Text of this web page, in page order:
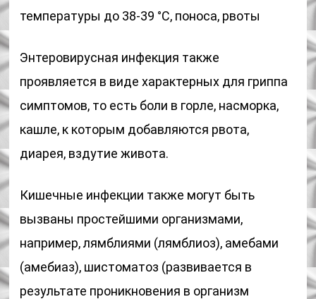
температуры до 38-39 °С, поноса, рвоты
Энтеровирусная инфекция также
проявляется в виде характерных для гриппа
симптомов, то есть боли в горле, насморка,
кашле, к которым добавляются рвота,
диарея, вздутие живота.
Кишечные инфекции также могут быть
вызваны простейшими организмами,
например, лямблиями (лямблиоз), амебами
(амебиаз), шистоматоз (развивается в
результате проникновения в организм